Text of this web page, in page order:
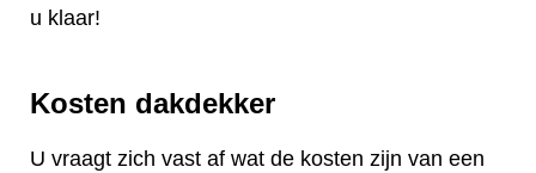
u klaar!
Kosten dakdekker
U vraagt zich vast af wat de kosten zijn van een